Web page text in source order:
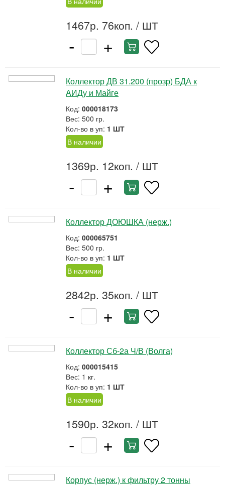
1467р. 76коп. / ШТ
- +
Коллектор ДВ 31.200 (прозр) БДА к
АИДу и Майге
Код: 000018173
Вес: 500 гр.
Кол-во в уп: 1 ШТ
В наличии
1369р. 12коп. / ШТ
- +
Коллектор ДОЮШКА (нерж.)
Код: 000065751
Вес: 500 гр.
Кол-во в уп: 1 ШТ
В наличии
2842р. 35коп. / ШТ
- +
Коллектор Сб-2а Ч/В (Волга)
Код: 000015415
Вес: 1 кг.
Кол-во в уп: 1 ШТ
В наличии
1590р. 32коп. / ШТ
- +
Корпус (нерж.) к фильтру 2 тонны